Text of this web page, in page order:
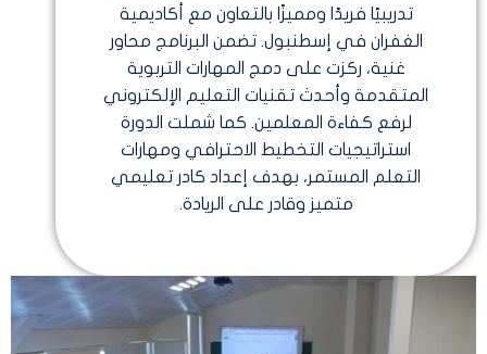
تدريبيًا فريدًا ومميزًا بالتعاون مع أكاديمية
الغفران في إسطنبول. تضمن البرنامج محاور
غنية، ركزت على دمج المهارات التربوية
المتقدمة وأحدث تقنيات التعليم الإلكتروني
لرفع كفاءة المعلمين. كما شملت الدورة
استراتيجيات التخطيط الاحترافي ومهارات
التعلم المستمر، بهدف إعداد كادر تعليمي
متميز وقادر على الريادة.